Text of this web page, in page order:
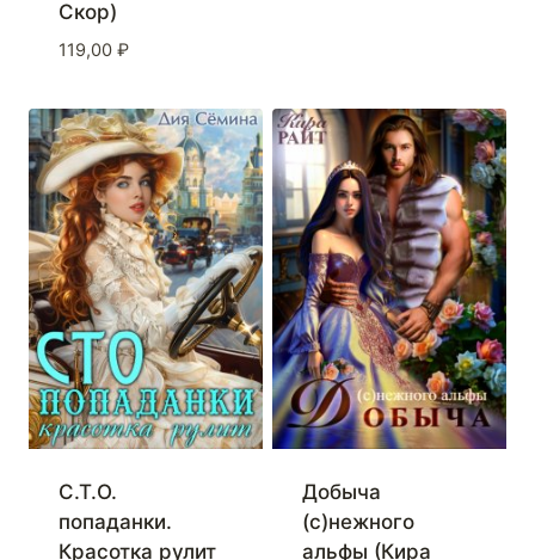
Скор)
119,00 ₽
С.Т.О.
попаданки.
Красотка рулит
Добыча
(с)нежного
альфы (Кира